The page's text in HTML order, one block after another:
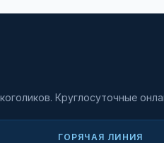
Круглосуточные
ГОРЯЧАЯ ЛИНИЯ